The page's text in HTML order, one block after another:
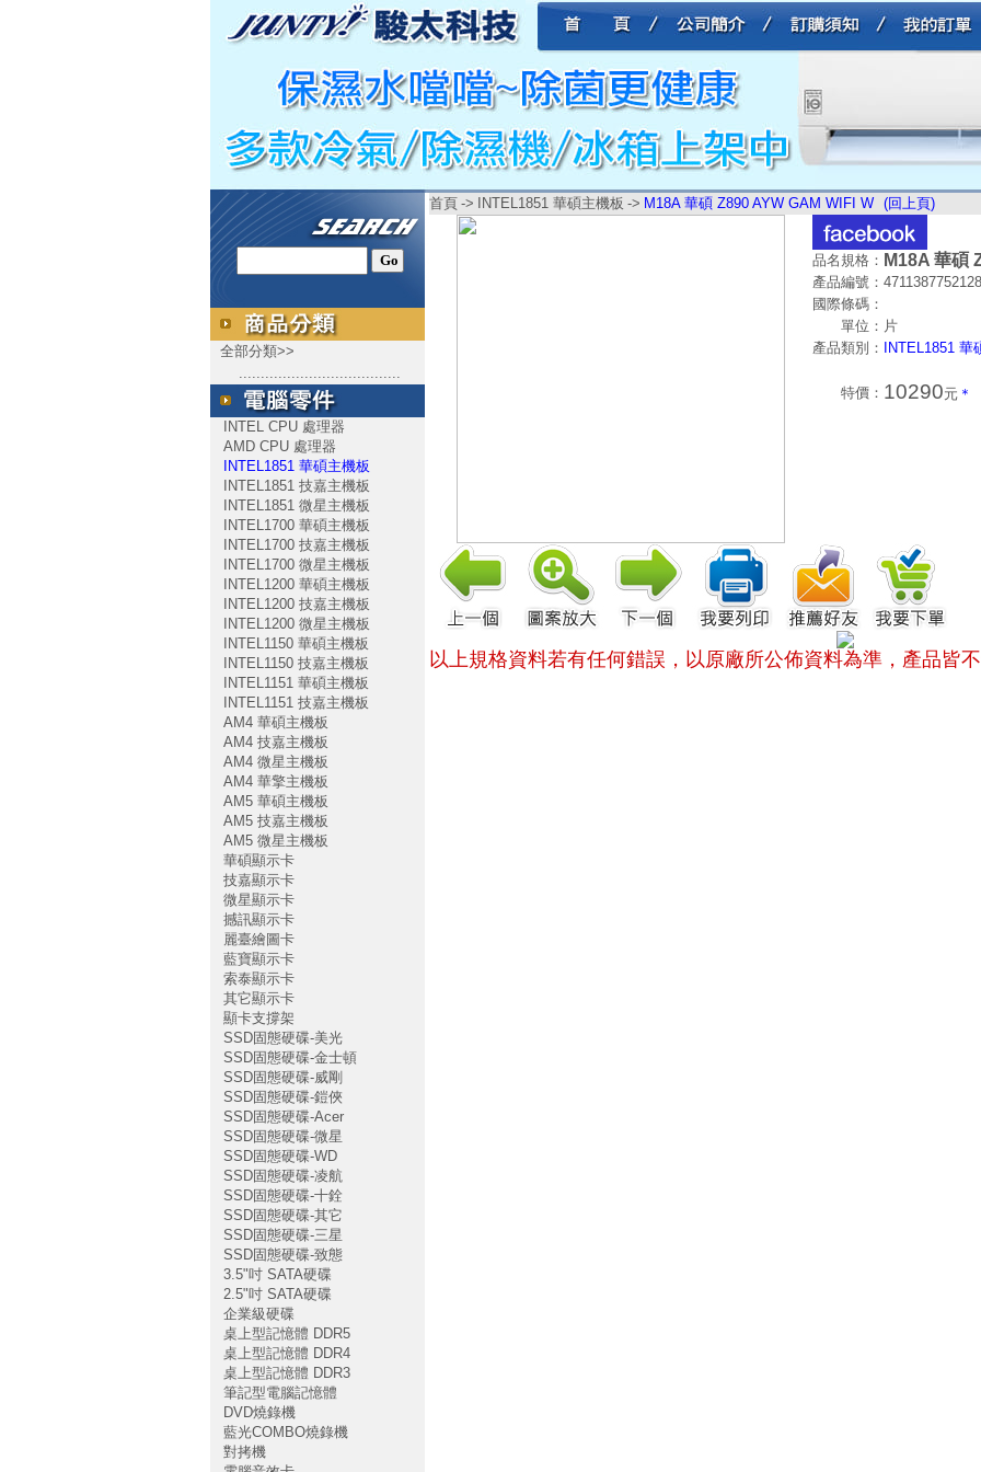
全部分類>>
.....................................
INTEL CPU 處理器
AMD CPU 處理器
INTEL1851 華碩主機板
INTEL1851 技嘉主機板
INTEL1851 微星主機板
INTEL1700 華碩主機板
INTEL1700 技嘉主機板
INTEL1700 微星主機板
INTEL1200 華碩主機板
INTEL1200 技嘉主機板
INTEL1200 微星主機板
INTEL1150 華碩主機板
INTEL1150 技嘉主機板
INTEL1151 華碩主機板
INTEL1151 技嘉主機板
AM4 華碩主機板
AM4 技嘉主機板
AM4 微星主機板
AM4 華擎主機板
AM5 華碩主機板
AM5 技嘉主機板
AM5 微星主機板
華碩顯示卡
技嘉顯示卡
微星顯示卡
撼訊顯示卡
麗臺繪圖卡
藍寶顯示卡
索泰顯示卡
其它顯示卡
顯卡支撐架
SSD固態硬碟-美光
SSD固態硬碟-金士頓
SSD固態硬碟-威剛
SSD固態硬碟-鎧俠
SSD固態硬碟-Acer
SSD固態硬碟-微星
SSD固態硬碟-WD
SSD固態硬碟-凌航
SSD固態硬碟-十銓
SSD固態硬碟-其它
SSD固態硬碟-三星
SSD固態硬碟-致態
3.5"吋 SATA硬碟
2.5"吋 SATA硬碟
企業級硬碟
桌上型記憶體 DDR5
桌上型記憶體 DDR4
桌上型記憶體 DDR3
筆記型電腦記憶體
DVD燒錄機
藍光COMBO燒錄機
對拷機
首頁 -> INTEL1851 華碩主機板 -> M18A 華碩 Z890 AYW GAM WIFI W (回上頁)
品名規格： M18A 華碩
產品編號： 4711387752128
國際條碼：
單位： 片
產品類別：
INTEL1851 華
特價： 10290元 ＊
以上規格資料若有任何錯誤，以原廠所公佈資料為準， 產品皆